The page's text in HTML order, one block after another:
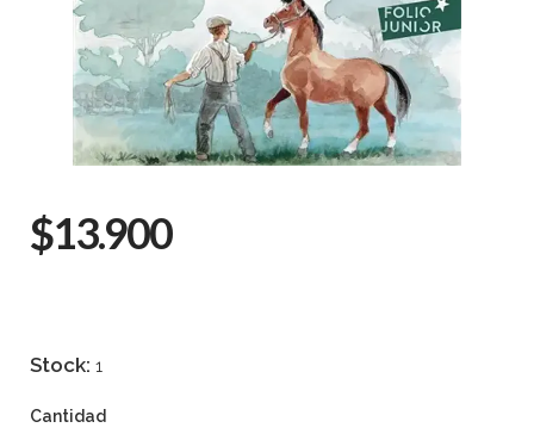
$13.900
Stock: 1
Cantidad